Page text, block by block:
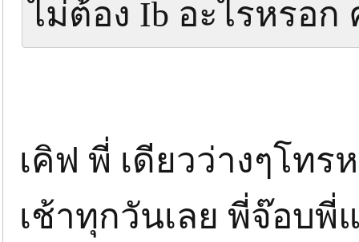
ไม่ต้อง Ib อะไรหรอก
เคิฟ พี่ เดียวว่างๆโทร
เช้าทุกวันเลย พี่จ๊อบพี่